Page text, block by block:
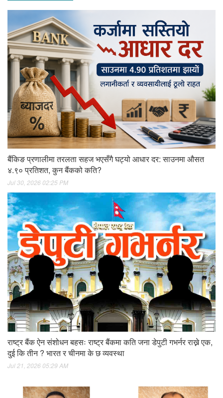
बैंकिङ प्रणालीमा तरलता सहज भएसँगै घट्यो आधार दर: साउनमा औसत
४.९० प्रतिशत, कुन बैंकको कति?
Jul 30, 2026 02:25 PM
राष्ट्र बैंक ऐन संशोधन बहसः राष्ट्र बैंकमा कति जना डेपुटी गभर्नर राख्ने एक,
दुई कि तीन ? भारत र चीनमा के छ व्यवस्था
Jul 21, 2026 05:29 AM